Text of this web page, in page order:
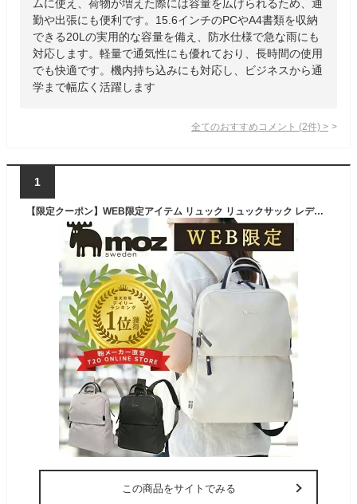
ムに使え、荷物が増えた際には容量を広げられるため、通
勤や出張にも便利です。15.6インチのPCやA4書類を収納
できる20Lの実用的な容量を備え、防水仕様で急な雨にも
対応します。軽量で通気性にも優れており、長時間の使用
でも快適です。機内持ち込みにも対応し、ビジネスから通
学まで幅広く活躍します
全てのおすすめコメント (2件) >
1
【限定クーポン】WEB限定アイテム リュック リュックサック レディース 通勤 仕事 ビジネス ビジネスリュック A4 PC 収納 パソコン スリム 薄型 大容量 軽量 軽い 出張 オフィス 通学 きれいめ 電車 上品 大人 おしゃれ 女性 女子 10代 20代 30代 40代 50代 60代 旅行 moz
この商品をサイトでみる